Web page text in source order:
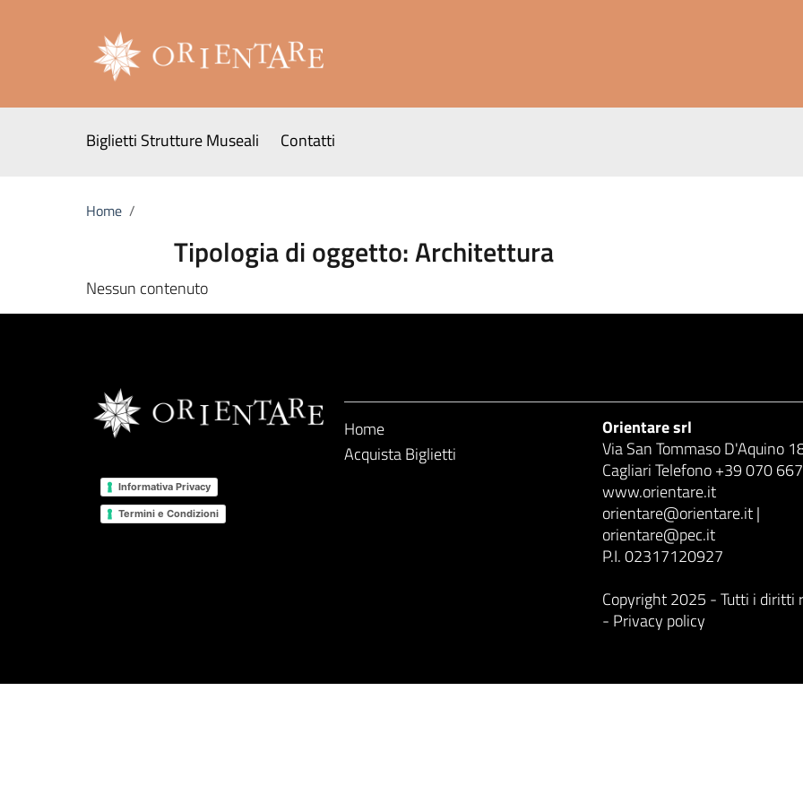
Go to the navigation menu
Menu principale
Biglietti Strutture Museali Contatti
Home /
Tipologia di oggetto:Architettura
Nessun contenuto
Informativa Privacy
Termini e Condizioni
Home
Acquista Biglietti
Orientare srl
Via San Tommaso D'Aquino
Cagliari Telefono +39 070
www.orientare.it
orientare@orientare.it |
orientare@pec.it
P.I. 02317120927
Copyright 2025 - Tutti i diritti
- Privacy policy